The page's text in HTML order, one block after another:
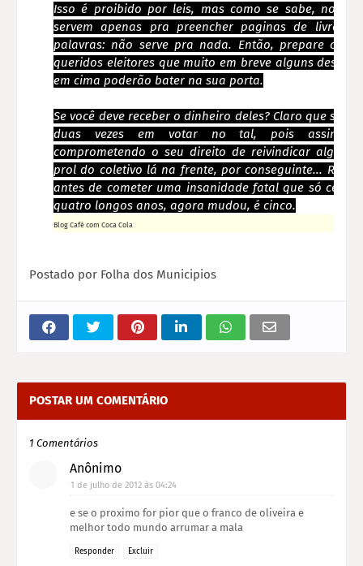
Isso é proibido por leis, mas como se sabe, no
servem apenas pra preencher paginas de livros,
palavras: não serve pra nada. Então, prepare os
queridos eleitores que muito em breve alguns desses
em cima poderão bater na sua porta.
Se você deve receber o dinheiro deles? Claro que
duas vezes em votar no tal, pois assim
comprometendo o seu direito de reivindicar alguma
prol do coletivo lá na frente, por conseguinte...
antes de cometer uma insanidade fatal que só cessa
quatro longos anos, agora mudou, é cinco.
Blog Café com Coca Cola
Postado por Folha dos Municipios
POSTAR UM COMENTÁRIO
1 Comentários
Anônimo
1 de julho de 2012 às 04:24
e se o proximo for pior que o franco de oliveira e
melhor todo mundo arrumar a mala
Responder Excluir